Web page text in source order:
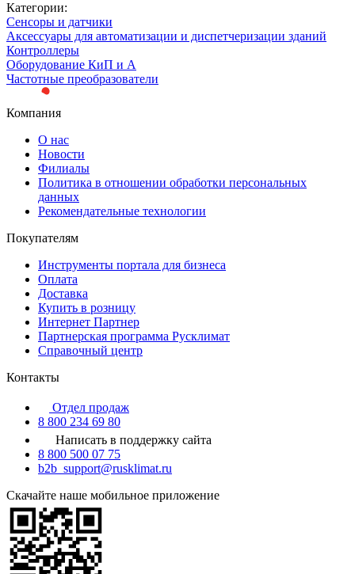
Категории:
Сенсоры и датчики
Аксессуары для автоматизации и диспетчеризации зданий
Контроллеры
Оборудование КиП и А
Частотные преобразователи
Компания
О нас
Новости
Филиалы
Политика в отношении обработки персональных
данных
Рекомендательные технологии
Покупателям
Инструменты портала для бизнеса
Оплата
Доставка
Купить в розницу
Интернет Партнер
Партнерская программа Русклимат
Справочный центр
Контакты
Отдел продаж
8 800 234 69 80
Написать в поддержку сайта
8 800 500 07 75
b2b_support@rusklimat.ru
Скачайте наше мобильное приложение